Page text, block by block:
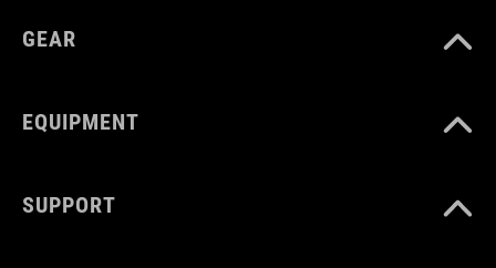
GEAR
EQUIPMENT
SUPPORT